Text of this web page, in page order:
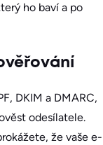
ho baví a po
DKIM a DMARC,
odesílatele.
že vaše e-